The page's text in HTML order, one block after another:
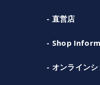
直営店
Shop
オンライン